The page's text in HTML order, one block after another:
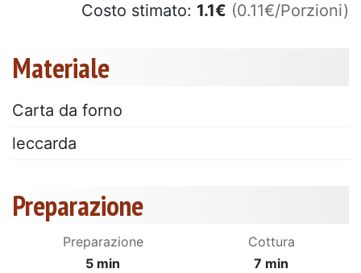
Costo stimato: 1.1€ (0.11€/Porzioni)
Materiale
Carta da forno
leccarda
Preparazione
Preparazione
5 min
Cottura
7 min